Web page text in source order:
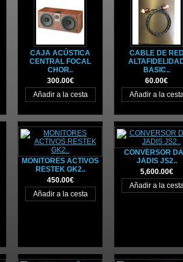
CAJA ACÚSTICA
CENTRAL FOCAL
CHOR..
300.00€
CABLE DE
BASIC..
60.00€
MONITORES ACTIVOS
RESTEK GK2..
450.00€
CONVERSOR
JADIS JS2..
5,600.00€